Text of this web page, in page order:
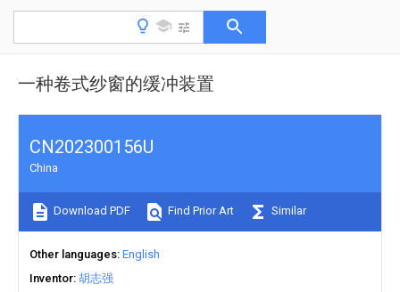
一种卷式纱窗的缓冲装置
CN202300156U
China
Download PDF Find Prior Art Similar
Other languages English
Inventor 胡志强